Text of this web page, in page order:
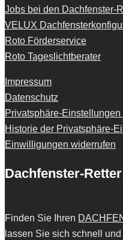
Jobs bei den Dachfenster-
VELUX
Roto Förderservice
Roto Tageslichtberater
Impressum
Datenschutz
Privatsphäre-Einstellungen
Historie der Privatsphäre-
Einwilligungen widerrufen
Dachfenster-
Finden Sie Ihren
lassen Sie sich schnell